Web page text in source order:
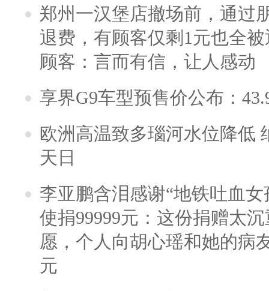
郑州一汉堡店撤场前，通过
退费，有顾客仅剩1元也全
顾客：言而有信，让人感动
享界G9车型预售价公布：
欧洲高温致多瑙河水位降低
天日
李亚鹏含泪感谢“地铁吐血
使捐99999元：这份捐赠太
愿，个人向胡心瑶和她的病
元